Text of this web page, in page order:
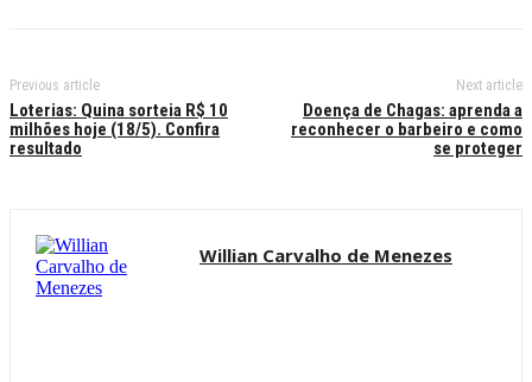
Previous article
Loterias: Quina sorteia R$ 10
milhões hoje (18/5). Confira
resultado
Next article
Doença de Chagas: aprenda a
reconhecer o barbeiro e como
se proteger
Willian Carvalho de Menezes